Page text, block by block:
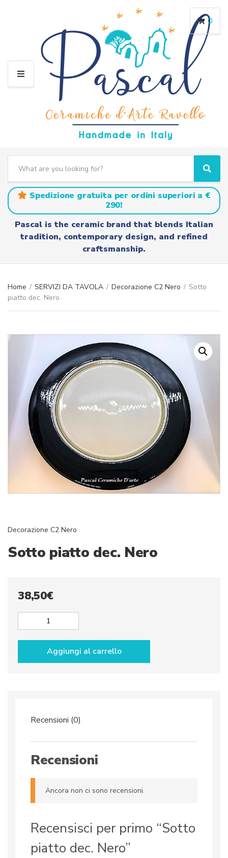
M
a
t
g
a
r
c
h
S
e
a
r
c
h
Spedizione gratuita per ordini superiori a €
290!
Pascal is the ceramic brand that blends Italian
tradition, contemporary design, and refined
craftsmanship.
0
Home / SERVIZI DA TAVOLA / Decorazione C2 Nero / Sotto
piatto dec. Nero
Decorazione C2 Nero
Sotto piatto dec. Nero
38,50€
quantità
Aggiungi al carrello
Recensioni (0)
Recensioni
Ancora non ci sono recensioni.
Recensisci per primo “Sotto
piatto dec. Nero”